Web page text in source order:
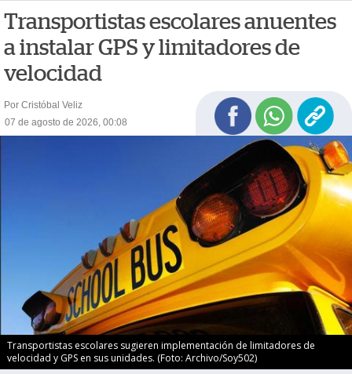
Transportistas escolares anuentes
a instalar GPS y limitadores de
velocidad
Por Cristóbal Veliz
07 de agosto de 2026, 00:08
Transportistas escolares sugieren implementación de limitadores de
velocidad y GPS en sus unidades. (Foto: Archivo/Soy502)